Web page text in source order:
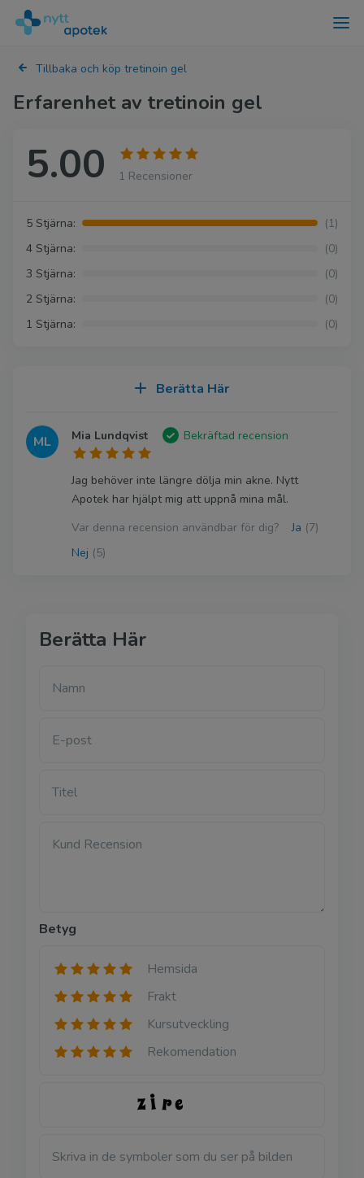
Tillbaka och köp tretinoin gel
Erfarenhet av tretinoin gel
Berätta Här
ML Mia Lundqvist Bekräftad recension
Jag behöver inte längre dölja min akne. Nytt
Apotek har hjälpt mig att uppnå mina mål.
Var denna recension användbar för dig?
Ja (7)
Nej (5)
Berätta Här
Namn
E-post
Titel
Kund Recension
Betyg
Hemsida
Frakt
Kursutveckling
Rekomendation
Skriva in de symboler som du ser på bilden
5.00 1 Recensioner
5 Stjärna:
(1)
4 Stjärna:
(0)
3 Stjärna:
(0)
2 Stjärna:
(0)
1 Stjärna:
(0)